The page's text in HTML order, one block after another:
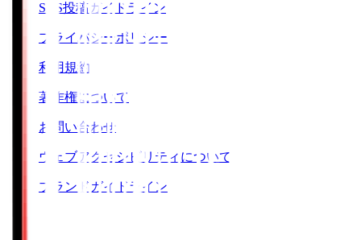
SNS投稿ガイドライン
プライバシーポリシー
利用規約
著作権について
お問い合わせ
ウェブアクセシビリティについて
ブランドガイドライン